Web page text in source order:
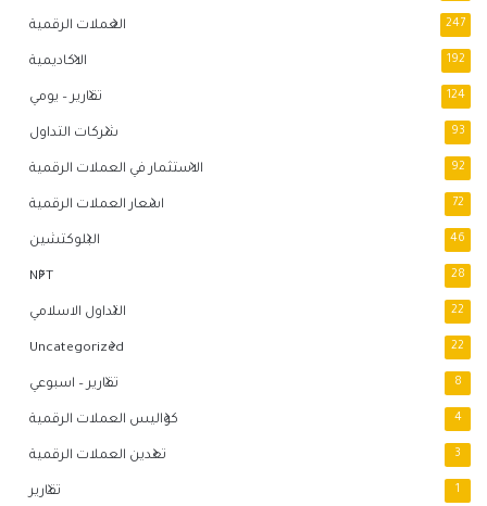
العملات الرقمية 247
الاكاديمية 192
تقارير – يومي 124
شركات التداول 93
الاستثمار في العملات الرقمية 92
اسعار العملات الرقمية 72
البلوكتشين 46
NFT 28
التداول الاسلامي 22
Uncategorized 22
تقارير – اسبوعي 8
كواليس العملات الرقمية 4
تعدين العملات الرقمية 3
تقارير 1